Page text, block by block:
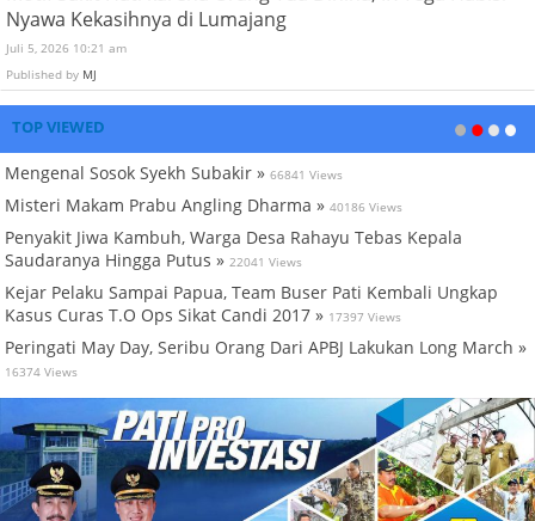
Nyawa Kekasihnya di Lumajang
Juli 5, 2026 10:21 am
Published by MJ
TOP VIEWED
Mengenal Sosok Syekh Subakir » 66841 Views
Misteri Makam Prabu Angling Dharma » 40186 Views
Penyakit Jiwa Kambuh, Warga Desa Rahayu Tebas Kepala
Saudaranya Hingga Putus » 22041 Views
Kejar Pelaku Sampai Papua, Team Buser Pati Kembali Ungkap
Kasus Curas T.O Ops Sikat Candi 2017 » 17397 Views
Peringati May Day, Seribu Orang Dari APBJ Lakukan Long March »
16374 Views